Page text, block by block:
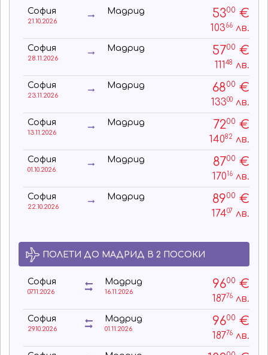
София
21.10.2026
Мадрид 5300 €
10366лв.
София
28.11.2026
Мадрид 5700 €
11148 лв.
София
23.11.2026
Мадрид 6800 €
13300лв.
София
13.11.2026
Мадрид 7200 €
14082 лв.
София
01.10.2026
Мадрид 8700 €
17016лв.
София
22.10.2026
Мадрид 8900 €
17407 лв.
ПОЛЕТИ ДО МАДРИД В 2 ПОСОКИ
София
07.11.2026
Мадрид
16.11.2026
9600 €
18776лв.
София
29.10.2026
Мадрид
01.11.2026
9600 €
18776лв.